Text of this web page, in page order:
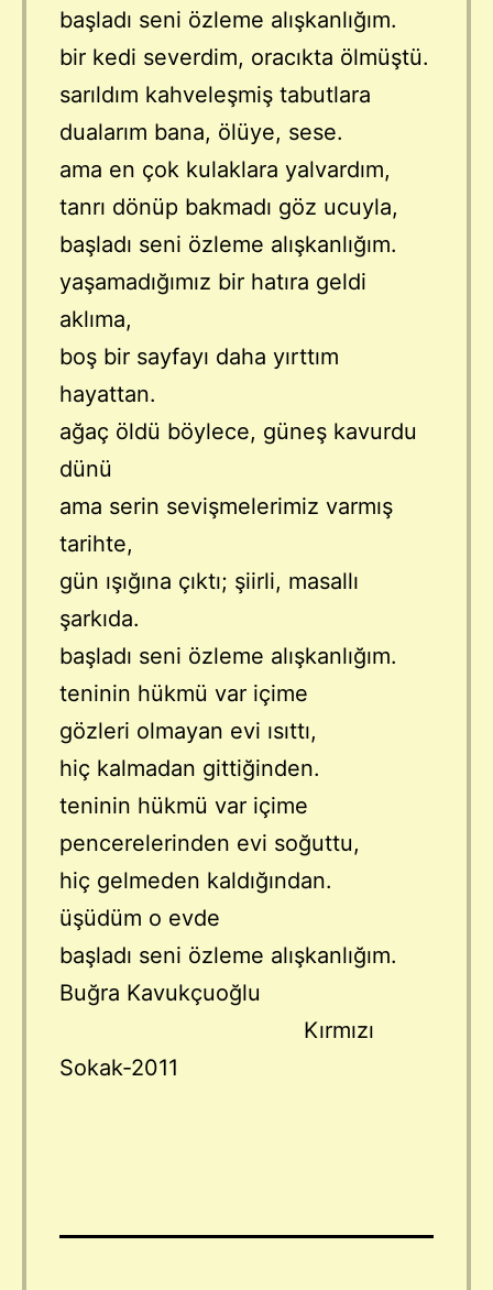
başladı seni özleme alışkanlığım.
bir kedi severdim, oracıkta ölmüştü.
sarıldım kahveleşmiş tabutlara
dualarım bana, ölüye, sese.
ama en çok kulaklara yalvardım,
tanrı dönüp bakmadı göz ucuyla,
başladı seni özleme alışkanlığım.
yaşamadığımız bir hatıra geldi
aklıma,
boş bir sayfayı daha yırttım
hayattan.
ağaç öldü böylece, güneş kavurdu
dünü
ama serin sevişmelerimiz varmış
tarihte,
gün ışığına çıktı; şiirli, masallı
şarkıda.
başladı seni özleme alışkanlığım.
teninin hükmü var içime
gözleri olmayan evi ısıttı,
hiç kalmadan gittiğinden.
teninin hükmü var içime
pencerelerinden evi soğuttu,
hiç gelmeden kaldığından.
üşüdüm o evde
başladı seni özleme alışkanlığım.
Buğra Kavukçuoğlu
Kırmızı
Sokak-2011